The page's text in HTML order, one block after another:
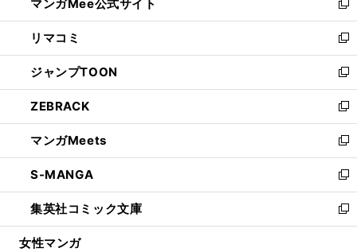
く
ド
ウ
で
開
く
ィ
ン
ド
ウ
で
開
く
い
ウ
ィ
ン
ド
ウ
で
開
く
マンガMee公式サイト
新
し
い
ウ
ィ
ン
ド
ウ
で
開
く
リマコミ
新
し
い
ウ
ィ
ン
ド
ウ
で
開
く
ジャンプTOON
新
し
い
ウ
ィ
ン
ド
ウ
で
開
ZEBRACK
新
し
い
ウ
ィ
ン
ド
ウ
マンガMeets
新
し
い
ウ
ィ
ン
S-MANGA
新
し
い
ウ
集英社コミック文庫
新
し
女性マンガ